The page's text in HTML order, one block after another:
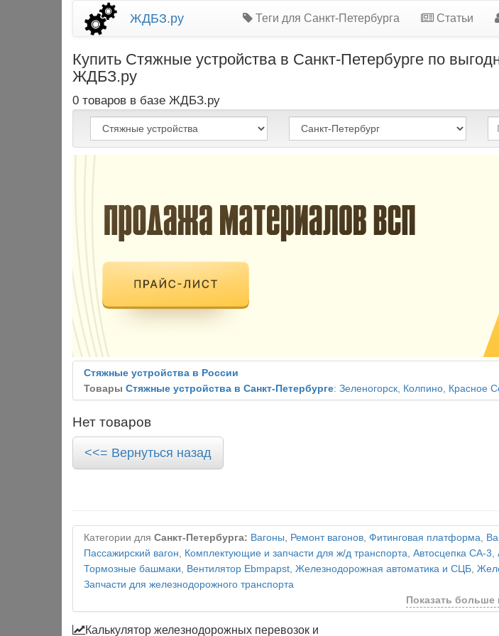
ЖДБЗ.ру Теги для Санкт-Петербурга Статьи
Купить Стяжные устройства в Санкт-Петербурге по
ЖДБЗ.ру
0 товаров в базе ЖДБЗ.ру
Стяжные устройства в России
Товары Стяжные устройства в Санкт-Петербурге: Зеленогорск, Колпино, Красное
Нет товаров
<<= Вернуться назад
Категории для Санкт-Петербурга: Вагоны, Ремонт вагонов, Фитинговая платформа,
Пассажирский вагон, Комплектующие и запчасти для ж/д транспорта, Автосцепка СА-3,
Тормозные башмаки, Вентилятор Ebmpapst, Железнодорожная автоматика и СЦБ,
Запчасти для железнодорожного транспорта
Показать больше
Калькулятор железнодорожных перевозок и